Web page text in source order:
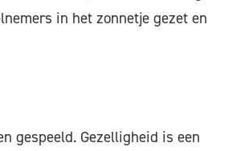
in het zonnetje gezet en
gespeeld. Gezelligheid is een